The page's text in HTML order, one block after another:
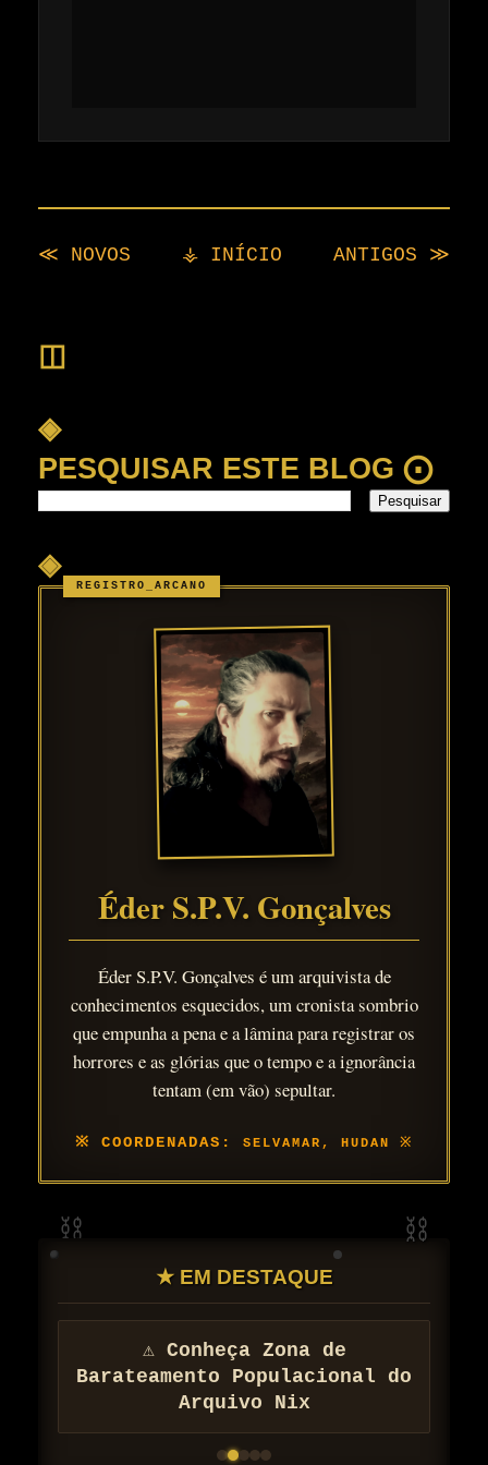
≪ NOVOS ⚶ INÍCIO ANTIGOS ≫
◫
◈
PESQUISAR ESTE BLOG ⨀
◈
Éder S.P.V. Gonçalves
Éder S.P.V. Gonçalves é um arquivista de
conhecimentos esquecidos, um cronista sombrio
que empunha a pena e a lâmina para registrar os
horrores e as glórias que o tempo e a ignorância
tentam (em vão) sepultar.
SELVAMAR, HUDAN
★ EM DESTAQUE
⚠ Conheça Zona de
Barateamento Populacional do
Arquivo Nix